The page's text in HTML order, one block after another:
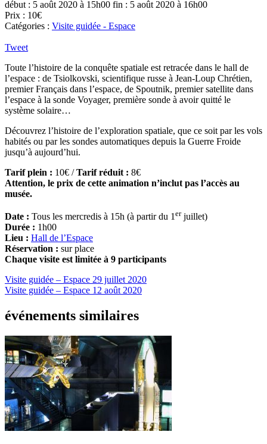
début : 5 août 2020 à 15h00 fin : 5 août 2020 à 16h00
Prix : 10€
Catégories : Visite guidée - Espace
Tweet
Toute l’histoire de la conquête spatiale est retracée dans le hall de
l’espace : de Tsiolkovski, scientifique russe à Jean-Loup Chrétien,
premier Français dans l’espace, de Spoutnik, premier satellite dans
l’espace à la sonde Voyager, première sonde à avoir quitté le
système solaire…
Découvrez l’histoire de l’exploration spatiale, que ce soit par les vols
habités ou par les sondes automatiques depuis la Guerre Froide
jusqu’à aujourd’hui.
Tarif plein : 10€ /Tarif réduit : 8€
Attention, le prix de cette animation n’inclut pas l’accès au
musée.
Date : Tous les mercredis à 15h (à partir du 1 erjuillet)
Durée : 1h00
Lieu : Hall de l’Espace
Réservation : sur place
Chaque visite est limitée à 9 participants
Visite guidée – Espace 29 juillet 2020
Visite guidée – Espace 12 août 2020
événements similaires